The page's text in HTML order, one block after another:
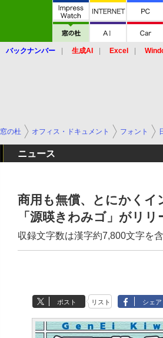
バックナンバー 生成AI Excel
窓の杜 オフィス・ドキュメント フォント
ニュース
商用も無償、とにかく
「源暎きわみゴ」がリリ
収録文字数は漢字約7,800文字を
ポスト リスト シェア